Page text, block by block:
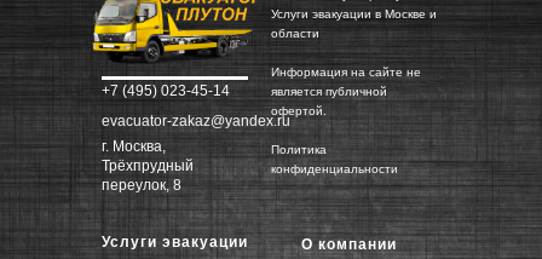
Услуги эвакуации
О компании
Услуги эвакуации в Москве и
области
Информация на сайте не
является публичной
офертой.
Политика
конфиденциальности
+7 (495) 023-45-14
evacuator-zakaz@yandex.ru
г. Москва,
Трёхпрудный
переулок, 8